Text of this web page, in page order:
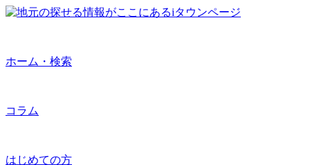
ホーム・検索
コラム
はじめての方